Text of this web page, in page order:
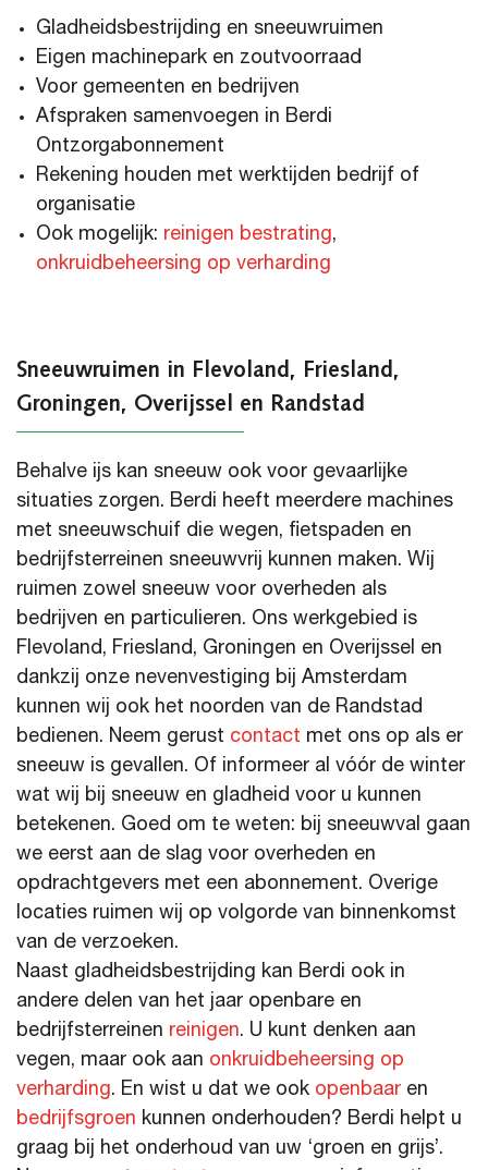
Gladheidsbestrijding en sneeuwruimen
Eigen machinepark en zoutvoorraad
Voor gemeenten en bedrijven
Afspraken samenvoegen in Berdi
Ontzorgabonnement
Rekening houden met werktijden bedrijf of
organisatie
Ook mogelijk: reinigen bestrating,
onkruidbeheersing op verharding
Sneeuwruimen in Flevoland, Friesland,
Groningen, Overijssel en Randstad
Behalve ijs kan sneeuw ook voor gevaarlijke
situaties zorgen. Berdi heeft meerdere machines
met sneeuwschuif die wegen, fietspaden en
bedrijfsterreinen sneeuwvrij kunnen maken. Wij
ruimen zowel sneeuw voor overheden als
bedrijven en particulieren. Ons werkgebied is
Flevoland, Friesland, Groningen en Overijssel en
dankzij onze nevenvestiging bij Amsterdam
kunnen wij ook het noorden van de Randstad
bedienen. Neem gerust contact met ons op als er
sneeuw is gevallen. Of informeer al vóór de winter
wat wij bij sneeuw en gladheid voor u kunnen
betekenen. Goed om te weten: bij sneeuwval gaan
we eerst aan de slag voor overheden en
opdrachtgevers met een abonnement. Overige
locaties ruimen wij op volgorde van binnenkomst
van de verzoeken.
Naast gladheidsbestrijding kan Berdi ook in
andere delen van het jaar openbare en
bedrijfsterreinen reinigen. U kunt denken aan
vegen, maar ook aan onkruidbeheersing op
verharding. En wist u dat we ook openbaar en
bedrijfsgroen kunnen onderhouden? Berdi helpt u
graag bij het onderhoud van uw ‘groen en grijs’.